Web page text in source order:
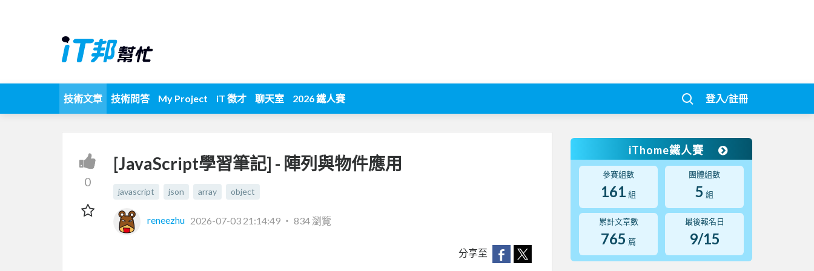
技術文章 技術問答 My Project iT 徵才 聊天室 2026 鐵人賽 登入/註冊
0
[JavaScript學習筆記] - 陣列與物件應用
javascript json array object
reneezhu 2026-07-03 21:14:49 ‧ 834 瀏覽
分享至
iThome鐵人賽
參賽組數
161 組
團體組數
5 組
累計文章數
765 篇
最後報名日
9/15